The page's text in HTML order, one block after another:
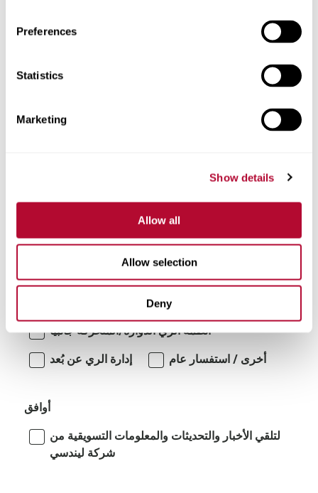
Preferences
Statistics
Marketing
Show details
Allow all
Allow selection
Deny
هاتف
أنظمة الري الدوارة/المتحركة جانبياً
إدارة الري عن بُعد أخرى / استفسار عام
أوافق
لتلقي الأخبار والتحديثات والمعلومات التسويقية من
شركة ليندسي